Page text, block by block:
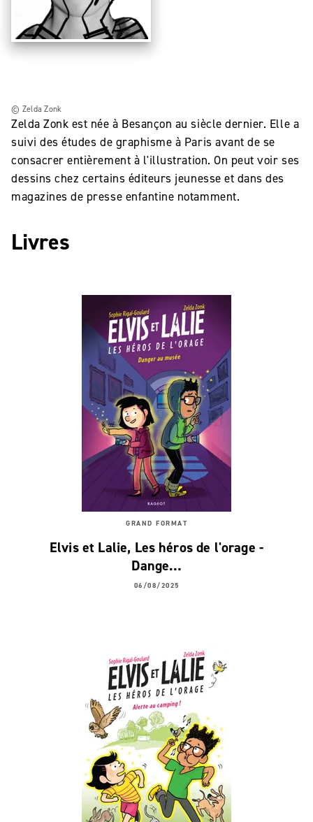
Zelda Zonk est née à Besançon au siècle dernier. Elle a
suivi des études de graphisme à Paris avant de se
consacrer entièrement à l'illustration. On peut voir ses
dessins chez certains éditeurs jeunesse et dans des
magazines de presse enfantine notamment.
© Zelda Zonk
Livres
GRAND FORMAT
Elvis et Lalie, Les héros de l'orage -
Dange…
06/08/2025